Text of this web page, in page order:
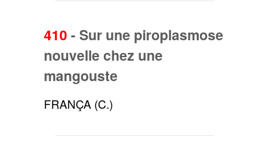
410 - Sur une piroplasmose
nouvelle chez une
mangouste
FRANÇA (C.)